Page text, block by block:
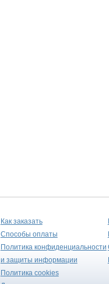
Как заказать
Способы оплаты
Политика конфиденциальности
и защиты информации
Политика cookies